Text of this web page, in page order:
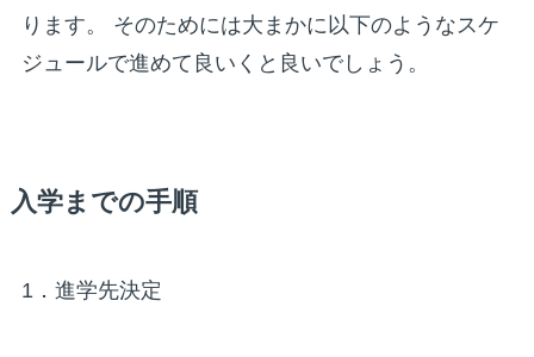
ります。 そのためには大まかに以下のようなスケ
ジュールで進めて良いくと良いでしょう。
入学までの手順
1．進学先決定